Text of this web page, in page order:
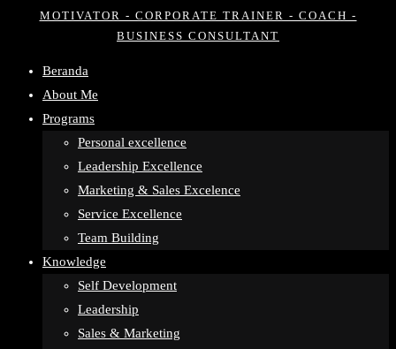
MOTIVATOR - CORPORATE TRAINER - COACH -
BUSINESS CONSULTANT
Beranda
About Me
Programs
Personal excellence
Leadership Excellence
Marketing & Sales Excelence
Service Excellence
Team Building
Knowledge
Self Development
Leadership
Sales & Marketing